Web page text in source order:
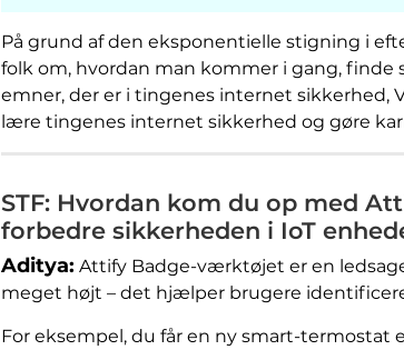
På grund af den eksponentielle stigning i
folk om, hvordan man kommer i gang,
emner, der er i tingenes internet sikkerhed,
lære tingenes internet sikkerhed og gøre
STF: Hvordan kom du op med
forbedre sikkerheden i IoT
Aditya: Attify Badge-værktøjet er en
meget højt – det hjælper brugere
For eksempel, du får en ny smart-termostat